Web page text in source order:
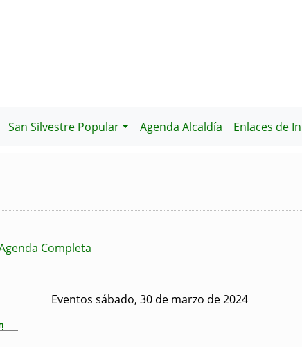
San Silvestre Popular Agenda Alcaldía Enlaces de
Completa
Eventos sábado, 30 de marzo de 2024